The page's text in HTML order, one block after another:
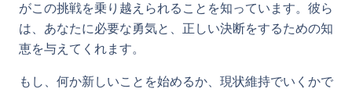
がこの挑戦を乗り越えられることを知っています。彼ら
は、あなたに必要な勇気と、正しい決断をするための知
恵を与えてくれます。
もし、何か新しいことを始めるか、現状維持でいくかで